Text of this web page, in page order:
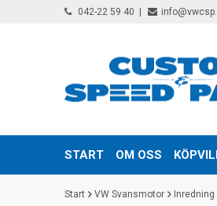
042-22 59 40
START OM OSS
Start VW Svansmotor Inredning